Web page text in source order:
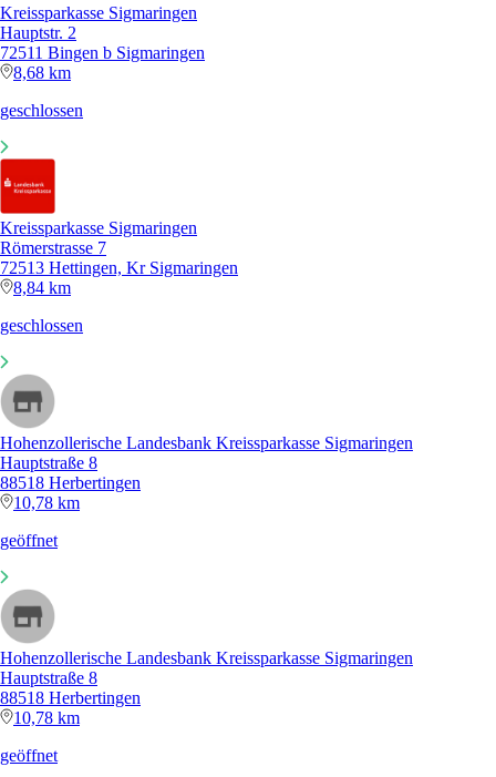
Kreissparkasse Sigmaringen
Hauptstr. 2
72511 Bingen b Sigmaringen
8,68 km
geschlossen
Kreissparkasse Sigmaringen
Römerstrasse 7
72513 Hettingen, Kr Sigmaringen
8,84 km
geschlossen
Hohenzollerische Landesbank Kreissparkasse Sigmaringen
Hauptstraße 8
88518 Herbertingen
10,78 km
geöffnet
Hohenzollerische Landesbank Kreissparkasse Sigmaringen
Hauptstraße 8
88518 Herbertingen
10,78 km
geöffnet